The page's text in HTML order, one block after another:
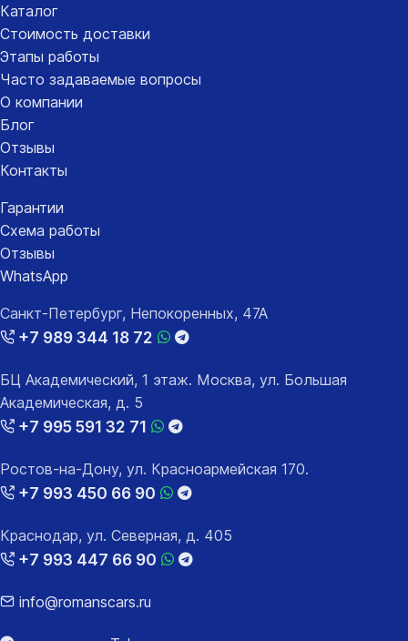
Каталог
Стоимость доставки
Этапы работы
Часто задаваемые вопросы
О компании
Блог
Отзывы
Контакты
Гарантии
Схема работы
Отзывы
WhatsApp
Санкт-Петербург, Непокоренных, 47А
+7 989 344 18 72
БЦ Академический, 1 этаж. Москва, ул. Большая
Академическая, д. 5
+7 995 591 32 71
Ростов-на-Дону, ул. Красноармейская 170.
+7 993 450 66 90
Краснодар, ул. Северная, д. 405
+7 993 447 66 90
info@romanscars.ru